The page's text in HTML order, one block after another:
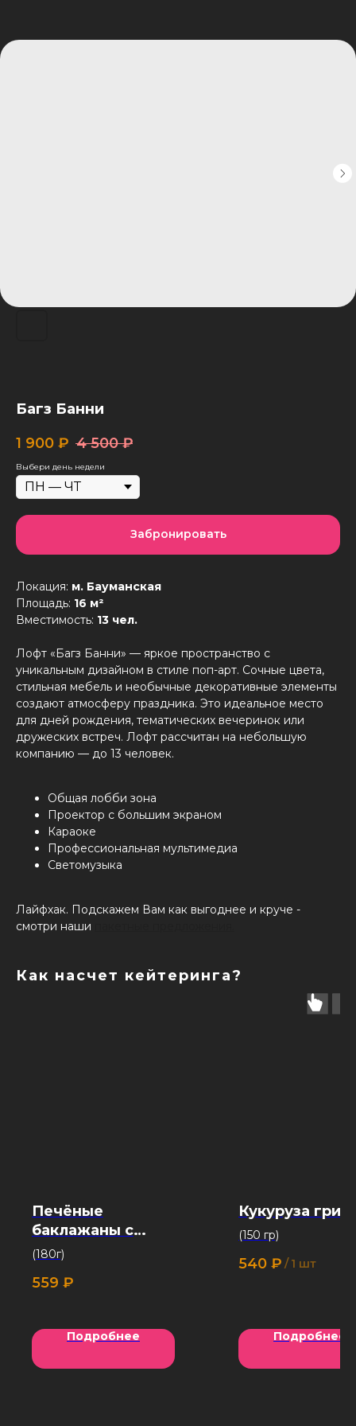
Багз Банни
1 900 ₽ 4 500 ₽
Выбери день недели
Забронировать
Локация: м. Бауманская
Площадь: 16 м²
Вместимость: 13 чел.
Лофт «Багз Банни» — яркое пространство с
уникальным дизайном в стиле поп-арт. Сочные цвета,
стильная мебель и необычные декоративные элементы
создают атмосферу праздника. Это идеальное место
для дней рождения, тематических вечеринок или
дружеских встреч. Лофт рассчитан на небольшую
компанию — до 13 человек.
Общая лобби зона
Проектор с большим экраном
Караоке
Профессиональная мультимедиа
Светомузыка
Лайфхак. Подскажем Вам как выгоднее и круче -
смотри наши
Как насчет кейтеринга?
Печёные
баклажаны с
домашним сыром
(180г)
559 ₽
Подробнее
Кукуруза
(150 гр)
540 ₽ / 1 шт
Подробнее